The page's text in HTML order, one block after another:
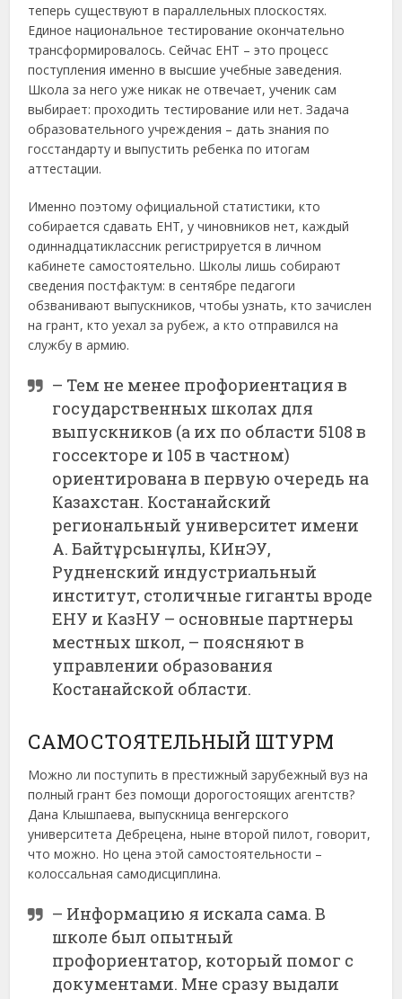
теперь существуют в параллельных плоскостях.
Единое национальное тестирование окончательно
трансформировалось. Сейчас ЕНТ – это процесс
поступления именно в высшие учебные заведения.
Школа за него уже никак не отвечает, ученик сам
выбирает: проходить тестирование или нет. Задача
образовательного учреждения – дать знания по
госстандарту и выпустить ребенка по итогам
аттестации.
Именно поэтому официальной статистики, кто
собирается сдавать ЕНТ, у чиновников нет, каждый
одиннадцатиклассник регистрируется в личном
кабинете самостоятельно. Школы лишь собирают
сведения постфактум: в сентябре педагоги
обзванивают выпускников, чтобы узнать, кто зачислен
на грант, кто уехал за рубеж, а кто отправился на
службу в армию.
– Тем не менее профориентация в
государственных школах для
выпускников (а их по области 5108 в
госсекторе и 105 в частном)
ориентирована в первую очередь на
Казахстан. Костанайский
региональный университет имени
А. Байтұрсынұлы, КИнЭУ,
Рудненский индустриальный
институт, столичные гиганты вроде
ЕНУ и КазНУ – основные партнеры
местных школ, – поясняют в
управлении образования
Костанайской области.
САМОСТОЯТЕЛЬНЫЙ ШТУРМ
Можно ли поступить в престижный зарубежный вуз на
полный грант без помощи дорогостоящих агентств?
Дана Клышпаева, выпускница венгерского
университета Дебрецена, ныне второй пилот, говорит,
что можно. Но цена этой самостоятельности –
колоссальная самодисциплина.
– Информацию я искала сама. В
школе был опытный
профориентатор, который помог с
документами. Мне сразу выдали